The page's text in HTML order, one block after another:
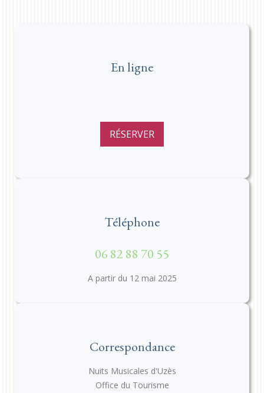
En ligne
RÉSERVER
Téléphone
06 82 88 70 55
A partir du 12 mai 2025
Correspondance
Nuits Musicales d'Uzès
Office du Tourisme